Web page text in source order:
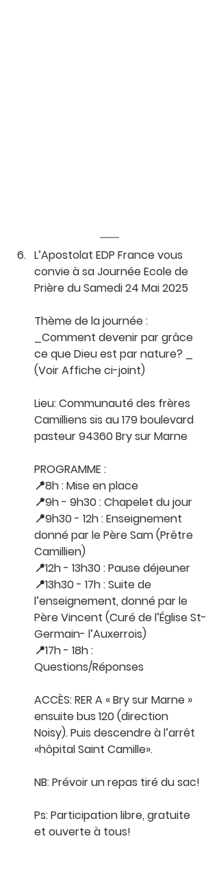
L’Apostolat EDP France vous
convie à sa Journée Ecole de
Prière du Samedi 24 Mai 2025
Thème de la journée :
_Comment devenir par grâce
ce que Dieu est par nature? _
(Voir Affiche ci-joint)
Lieu: Communauté des frères
Camilliens sis au 179 boulevard
pasteur 94360 Bry sur Marne
PROGRAMME :
📍8h : Mise en place
📍9h - 9h30 : Chapelet du jour
📍9h30 - 12h : Enseignement
donné par le Père Sam (Prêtre
Camillien)
📍12h - 13h30 : Pause déjeuner
📍13h30 - 17h : Suite de
l’enseignement, donné par le
Père Vincent (Curé de l’Église St-
Germain- l’Auxerrois)
📍17h - 18h :
Questions/Réponses
ACCÈS: RER A « Bry sur Marne »
ensuite bus 120 (direction
Noisy). Puis descendre à l’arrêt
«hôpital Saint Camille».
NB: Prévoir un repas tiré du sac!
Ps: Participation libre, gratuite
et ouverte à tous!